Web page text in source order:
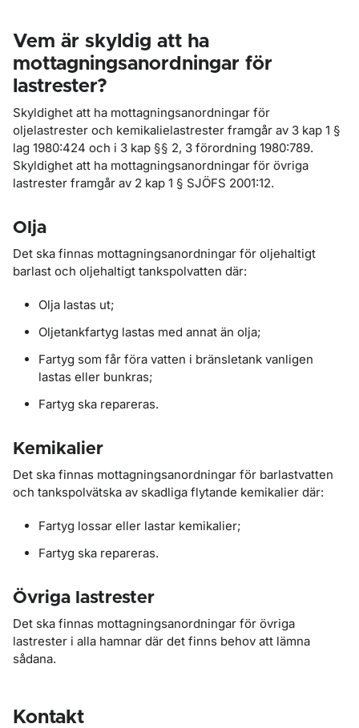
Vem är skyldig att ha
mottagningsanordningar för
lastrester?
Skyldighet att ha mottagningsanordningar för
oljelastrester och kemikalielastrester framgår av 3 kap 1 §
lag 1980:424 och i 3 kap §§ 2, 3 förordning 1980:789.
Skyldighet att ha mottagningsanordningar för övriga
lastrester framgår av 2 kap 1 § SJÖFS 2001:12.
Olja
Det ska finnas mottagningsanordningar för oljehaltigt
barlast och oljehaltigt tankspolvatten där:
Olja lastas ut;
Oljetankfartyg lastas med annat än olja;
Fartyg som får föra vatten i bränsletank vanligen
lastas eller bunkras;
Fartyg ska repareras.
Kemikalier
Det ska finnas mottagningsanordningar för barlastvatten
och tankspolvätska av skadliga flytande kemikalier där:
Fartyg lossar eller lastar kemikalier;
Fartyg ska repareras.
Övriga lastrester
Det ska finnas mottagningsanordningar för övriga
lastrester i alla hamnar där det finns behov att lämna
sådana.
Kontakt